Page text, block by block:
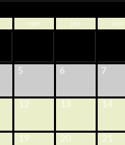
mer jeu ven
5 6 7
12 13 14
19 20 21